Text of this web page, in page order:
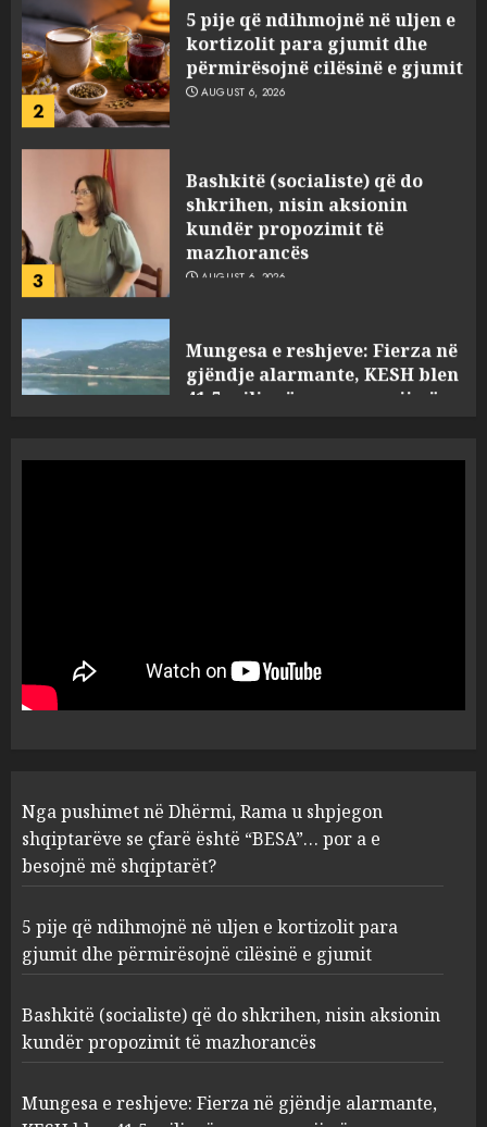
2
AUGUST 6, 2026
mazhorancës
AUGUST 6, 2026
4
Mungesa e reshjeve: Fierza në
periudhën korrik-shtator
AUGUST 6, 2026
Vera të rrezikshme: Si po e
1
se çfarë është “BESA”… por a e
besojnë më shqiptarët?
AUGUST 6, 2026
2
kortizolit para gjumit dhe
përmirësojnë cilësinë e gjumit
AUGUST 6, 2026
3
Bashkitë (socialiste) që do
shkrihen, nisin aksionin
kundër propozimit të
mazhorancës
AUGUST 6, 2026
Nga pushimet në Dhërmi, Rama u shpjegon
shqiptarëve se çfarë është “BESA”… por a e
besojnë më shqiptarët?
5 pije që ndihmojnë në uljen e kortizolit para
gjumit dhe përmirësojnë cilësinë e gjumit
Bashkitë (socialiste) që do shkrihen, nisin aksionin
kundër propozimit të mazhorancës
Mungesa e reshjeve: Fierza në gjëndje alarmante,